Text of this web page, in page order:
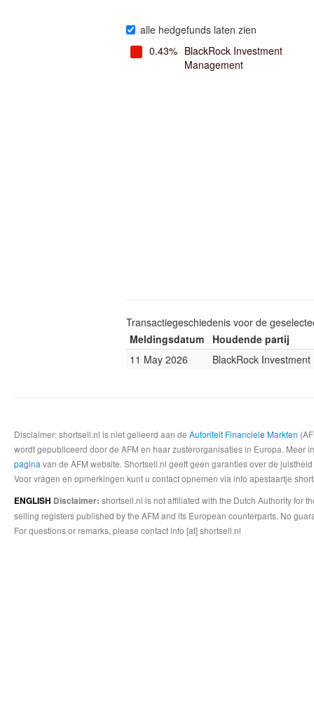
alle hedgefunds laten zien
0.43% BlackRock Investment
Management
Transactiegeschiedenis voor de
Meldingsdatum
Houdende partij
11 May 2026
BlackRock
Disclaimer: shortsell.nl is niet gelieerd aan de Autoriteit Financiele Markten
wordt gepubliceerd door de AFM en haar zusterorganisaties in Europa.
pagina van de AFM website. Shortsell.nl geeft geen garanties over de
Voor vragen en opmerkingen kunt u contact opnemen via info apestaartje
ENGLISH Disclaimer: shortsell.nl is not affiliated with the Dutch Authority for
selling registers published by the AFM and its European counterparts. No
For questions or remarks, please contact info [at] shortsell.nl